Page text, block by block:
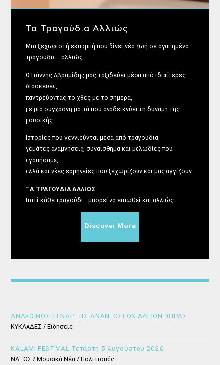
Τα Τραγούδια Αλλιώς
Μια ξεχωριστή εκπομπή που δίνει νέα ζωή σε αγαπημένα
τραγούδια… αλλιώς.
Ο Γιάννης Αβραμίδης μας ταξιδεύει μέσα από ιδιαίτερες
διασκευές,
παντρεύοντας το χθες με το σήμερα,
με μια σύγχρονη ματιά που αναδεικνύει τη δύναμη της
μουσικής.
Ιστορίες που γεννιούνται μέσα από τραγούδια,
γεμάτες αναμνήσεις, συναίσθημα και μελωδίες που
αγαπήσαμε,
αλλά και νέες ερμηνείες που ξεχωρίζουν και μας αγγίζουν.
ΤΑ ΤΡΑΓΟΥΔΙΑ ΑΛΛΙΩΣ
Γιατί κάθε τραγούδι… μπορεί να ειπωθεί και αλλιώς.
Discover More
ΑΝΑΚΟΙΝΩΣΗ ΕΝΑΡΞΗΣ ΑΝΑΝΕΩΣΕΩΝ ΑΔΕΙΩΝ ΘΗΡΑΣ
ΚΥΚΛΑΔΕΣ / Ειδήσεις
KALAMI FESTIVAL Τετάρτη 5 Αυγούστου 2026
ΝΑΞΟΣ / Μουσικά Νέα / Πολιτισμός